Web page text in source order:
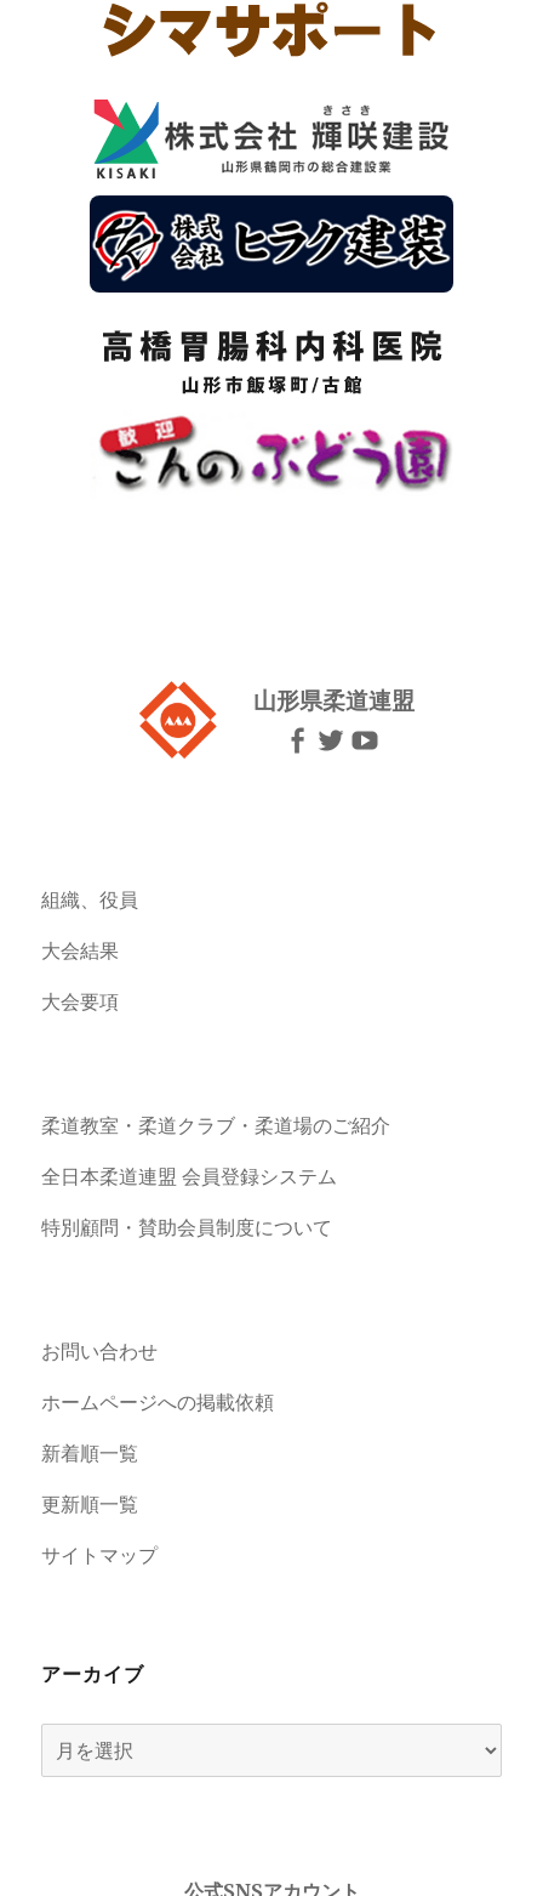
山形県柔道連盟
組織、役員
大会結果
大会要項
柔道教室・柔道クラブ・柔道場のご紹介
全日本柔道連盟 会員登録システム
特別顧問・賛助会員制度について
お問い合わせ
ホームページへの掲載依頼
新着順一覧
更新順一覧
サイトマップ
アーカイブ
ー